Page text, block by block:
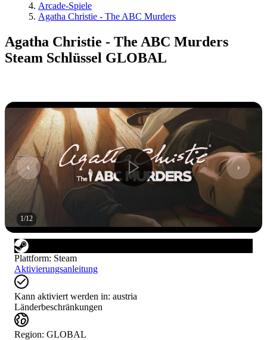
Arcade-Spiele
Agatha Christie - The ABC Murders
Agatha Christie - The ABC Murders
Steam Schlüssel GLOBAL
1/12
Plattform: Steam
Aktivierungsanleitung
Kann aktiviert werden in: austria
Länderbeschränkungen
Region: GLOBAL